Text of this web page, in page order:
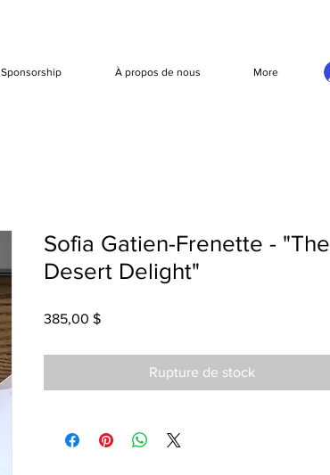
Sponsorship À propos de nous More
Sofia Gatien-Frenette - "The
Desert Delight"
385,00 $Prix
Rupture de stock